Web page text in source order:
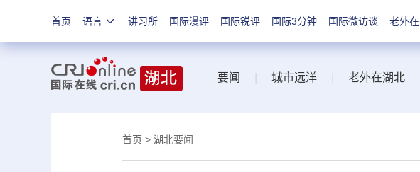
首页 语言 讲习所 国际漫评 国际锐评 国际3分钟 国际微访谈 老外
要闻 城市远洋 老外在湖北
首页 > 湖北要闻